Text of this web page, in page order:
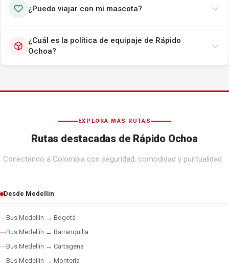
¿Puedo viajar con mi mascota?
¿Cuál es la política de equipaje de Rápido
Ochoa?
EXPLORA MÁS RUTAS
Rutas destacadas de Rápido Ochoa
Conectando a Colombia con seguridad, comodidad y puntualidad
Desde Medellín
Bus Medellín → Bogotá
Bus Medellín → Barranquilla
Bus Medellín → Cartagena
Bus Medellín → Montería